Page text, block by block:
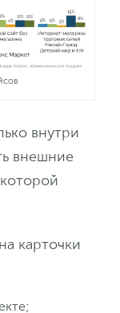
внутри
внешние
карточки